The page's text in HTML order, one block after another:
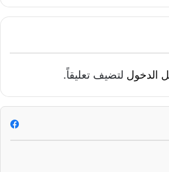
الدخول لتضيف تعليقاً.